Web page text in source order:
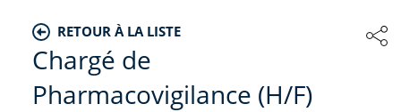
RETOUR À LA LISTE
Chargé de
Pharmacovigilance (H/F)